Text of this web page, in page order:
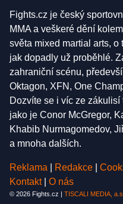
Fights.cz je český
MMA a veškeré dění
světa mixed martial arts,
jak dopadly už proběhlé.
zahraniční scénu,
Oktagon, XFN, One
Dozvíte se i víc ze
jako je Conor McGregor,
Khabib Nurmagomedov,
a mnoha dalších.
Reklama Redakce
Kontakt
O nás
© 2026 Fights.cz | TISCALI MEDIA, a.s.